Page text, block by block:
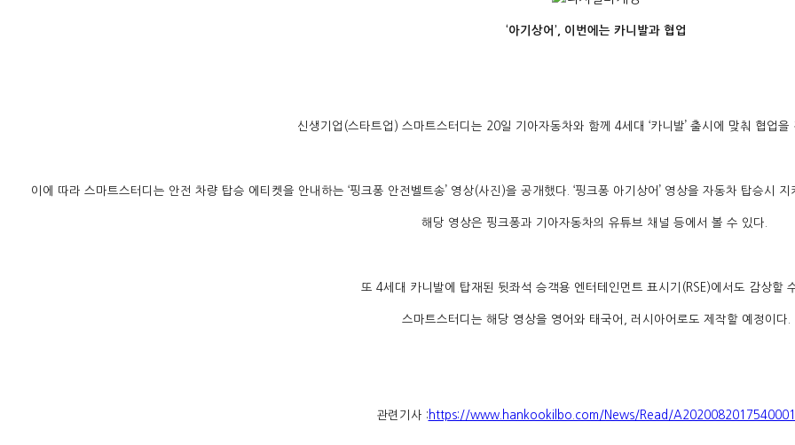
‘아기상어’, 이번에는 카니발과 협업
신생기업(스타트업) 스마트스터디는 20일 기아자동차와 함께 4세대 ‘카니발’ 출시에 맞춰 협업
이에 따라 스마트스터디는 안전 차량 탑승 에티켓을 안내하는 ‘핑크퐁 안전벨트송’ 영상(사진)을 공개했다. ‘핑크퐁 아기상어’ 영상을 자동차 탑승시
해당 영상은 핑크퐁과 기아자동차의 유튜브 채널 등에서 볼 수 있다.
또 4세대 카니발에 탑재된 뒷좌석 승객용 엔터테인먼트 표시기(RSE)에서도 감상할
스마트스터디는 해당 영상을 영어와 태국어, 러시아어로도 제작할 예정이다.
관련기사 : https://www.hankookilbo.com/News/Read/